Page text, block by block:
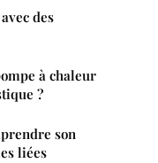
des
à chaleur
?
son
liées